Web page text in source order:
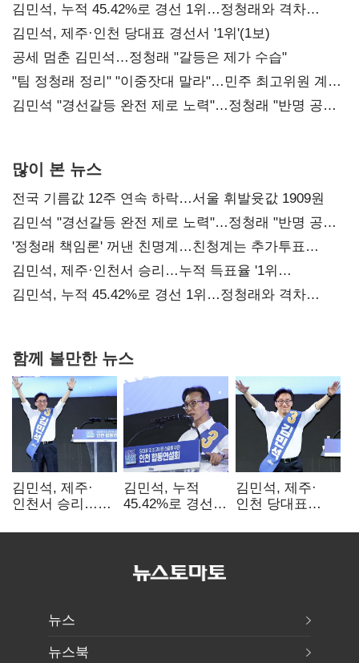
김민석, 누적 45.42%로 경선 1위…정청래와 격차
0.86%p(2보)
김민석, 제주·인천 당대표 경선서 '1위'(1보)
공세 멈춘 김민석…정청래 "갈등은 제가 수습"
"팀 정청래 정리" "이중잣대 말라"…민주 최고위원 계파
다툼 격화
김민석 "경선갈등 완전 제로 노력"…정청래 "반명 공세
많이 본 뉴스
전국 기름값 12주 연속 하락…서울 휘발윳값 1909원
김민석 "경선갈등 완전 제로 노력"…정청래 "반명 공세
사과부터"
'정청래 책임론' 꺼낸 친명계…친청계는 추가투표
때리기
김민석, 제주·인천서 승리…누적 득표율 '1위
탈환'(종합)
김민석, 누적 45.42%로 경선 1위…정청래와 격차
함께 볼만한 뉴스
김민석, 제주·
인천서 승리…
탈환'(종합)
김민석, 누적
45.42%로 경선
격차
김민석, 제주·
인천 당대표
뉴스
뉴스북